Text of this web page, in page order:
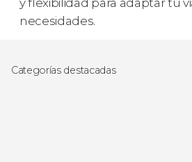
necesidades.
Categorías destacadas